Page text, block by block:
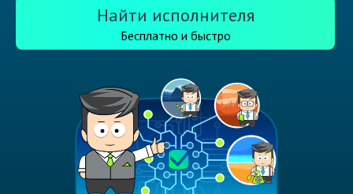
Найти исполнителя
Бесплатно и быстро